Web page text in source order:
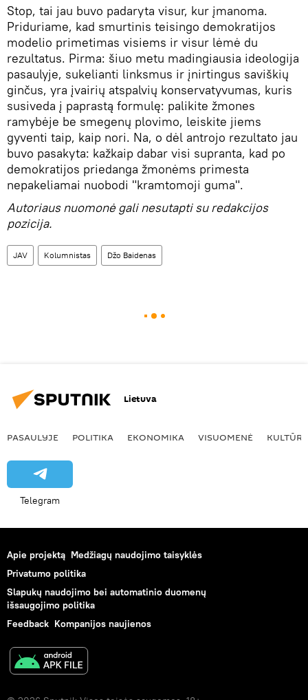
Stop, tai jau buvo padaryta visur, kur įmanoma.
Priduriame, kad smurtinis teisingo demokratijos
modelio primetimas visiems ir visur lėmė du
rezultatus. Pirma: šiuo metu madingiausia ideologija
pasaulyje, sukelianti linksmus ir įnirtingus saviškių
ginčus, yra įvairių atspalvių konservatyvumas, kuris
susiveda į paprastą formulę: palikite žmones
ramybėje be smegenų plovimo, leiskite jiems
gyventi taip, kaip nori. Na, o dėl antrojo rezultato jau
buvo pasakyta: kažkaip dabar visi supranta, kad po
demokratijos priedanga žmonėms primesta
nepakeliamai nuobodi "kramtomoji guma".
Autoriaus nuomonė gali nesutapti su redakcijos
pozicija.
JAV Kolumnistas Džo Baidenas
Lietuva
PASAULYJE POLITIKA EKONOMIKA VISUOMENĖ KULTŪRA
Telegram
Apie projektą Medžiagų naudojimo taisyklės
Privatumo politika
Slapukų naudojimo bei automatinio duomenų
išsaugojimo politika
Feedback Kompanijos naujienos